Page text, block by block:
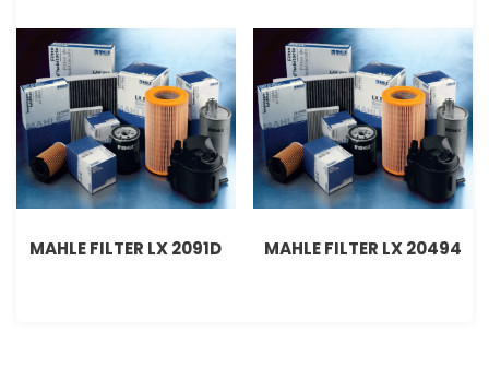
MAHLE FILTER LX 20494
MAHLE FILTER LX 2091D